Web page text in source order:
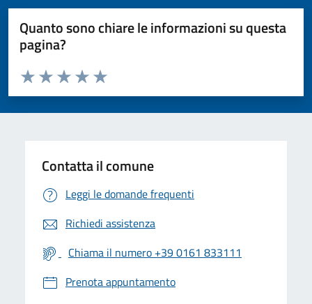
Quanto sono chiare le informazioni su questa
pagina?
Valuta da 1 a 5 stelle la pagina
Valuta 5 stelle su 5
Valuta 4 stelle su 5
Valuta 3 stelle su 5
Valuta 2 stelle su 5
Valuta 1 stelle su 5
Contatta il comune
Leggi le domande frequenti
Richiedi assistenza
Chiama il numero +39 0161 833111
Prenota appuntamento